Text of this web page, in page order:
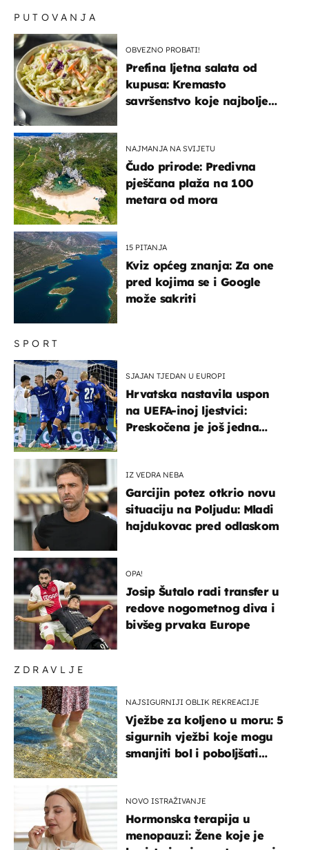
ZDRAVLJE
NAJSIGURNIJI OBLIK REKREACIJE
Vježbe za koljeno u moru: 5
sigurnih vježbi koje mogu
smanjiti bol i poboljšati
NOVO ISTRAŽIVANJE
Hormonska terapija u
menopauzi: Žene koje je
SPORT
SJAJAN TJEDAN U EUROPI
Hrvatska nastavila uspon
na UEFA-inoj ljestvici:
Preskočena je još jedna
IZ VEDRA NEBA
Garcijin potez otkrio novu
situaciju na Poljudu: Mladi
hajdukovac pred odlaskom
OPA!
Josip Šutalo radi transfer u
redove nogometnog diva i
bivšeg prvaka Europe
PUTOVANJA
OBVEZNO PROBATI!
Prefina ljetna salata od
kupusa: Kremasto
savršenstvo koje najbolje
NAJMANJA NA SVIJETU
Čudo prirode: Predivna
pješčana plaža na 100
metara od mora
15 PITANJA
Kviz općeg znanja: Za one
pred kojima se i Google
može sakriti